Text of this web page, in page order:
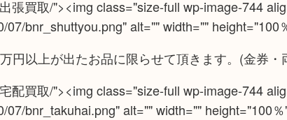
張買取/"><img class="size-full wp-image-744
bnr_shuttyou.png" alt="" width="" height="100
円以上が出たお品に限らせて頂きます。(金券・
配買取/"><img class="size-full wp-image-744
bnr_takuhai.png" alt="" width="" height="100